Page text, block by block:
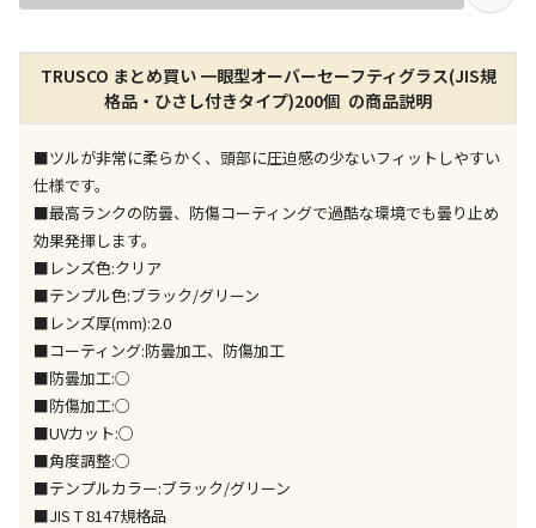
店舗のみで受取できる商品です（宅配便でのお届けが
できません）
※同時購入の商品は、全て同じ店舗での受取となりま
す
特定の店舗のみで受取ができる商品です（宅配便での
※同時購入の商品は、全て同じ店舗での受取となりま
す
委託業者によりお届けする商品です
※ほか商品との同時購入はできません。お手数です
が、ご購入手続きを分けてお買い求めください
※支払い方法の代金引換は選択できません。
※電話注文はできません。
宅配のみでお届けする商品です（店舗受取は選択でき
ません）
※「宅配・店舗受取」「宅配のみ」マークの商品のみ
同時購入が可能です
TRUSCO まとめ買い 一眼型オーバーセーフティグラス(JIS規
格品・ひさし付きタイプ)200個 の商品説明
■ツルが非常に柔らかく、頭部に圧迫感の少ないフィットしやすい
仕様です。
■最高ランクの防曇、防傷コーティングで過酷な環境でも曇り止め
効果発揮します。
■レンズ色:クリア
■テンプル色:ブラック/グリーン
■レンズ厚(mm):2.0
■コーティング:防曇加工、防傷加工
■防曇加工:○
■防傷加工:○
■UVカット:○
■角度調整:○
■テンプルカラー:ブラック/グリーン
■JIS T 8147規格品